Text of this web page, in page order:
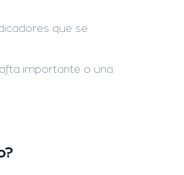
que se
importante o una